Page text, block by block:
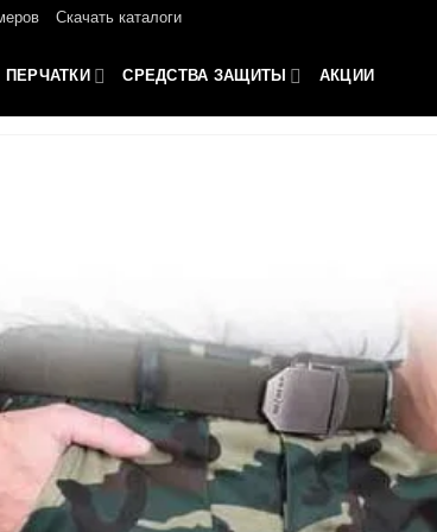
Скачать каталоги
ПЕРЧАТКИ СРЕДСТВА ЗАЩИТЫ АКЦИИ